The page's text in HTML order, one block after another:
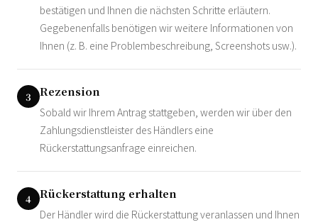
bestätigen und Ihnen die nächsten Schritte erläutern.
Gegebenenfalls benötigen wir weitere Informationen von
Ihnen (z. B. eine Problembeschreibung, Screenshots usw.).
3 Rezension
Sobald wir Ihrem Antrag stattgeben, werden wir über den
Zahlungsdienstleister des Händlers eine
Rückerstattungsanfrage einreichen.
4 Rückerstattung erhalten
Der Händler wird die Rückerstattung veranlassen und Ihnen